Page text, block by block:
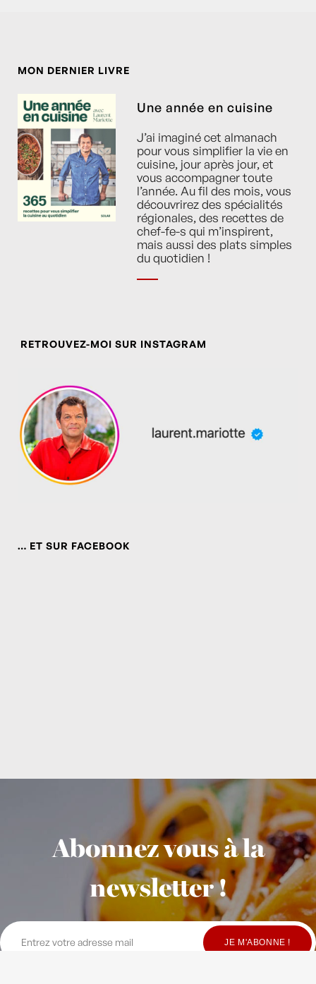
MON DERNIER LIVRE
Une année en cuisine
J’ai imaginé cet almanach
pour vous simplifier la vie en
cuisine, jour après jour, et
vous accompagner toute
l’année. Au fil des mois, vous
découvrirez des spécialités
régionales, des recettes de
chef-fe-s qui m’inspirent,
mais aussi des plats simples
du quotidien !
RETROUVEZ-MOI SUR INSTAGRAM
… ET SUR FACEBOOK
Abonnez vous à la
newsletter !